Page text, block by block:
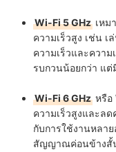
Wi-Fi 5 GHz เหม
ความเร็วสูง เช่น เ
ความเร็วและควา
รบกวนน้อยกว่า แ
Wi-Fi 6 GHz หรือ
ความเร็วสูงและล
กับการใช้งานหลา
สัญญาณค่อนข้างสั้น